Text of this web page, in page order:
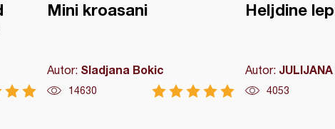
Mini kroasani
Autor: Sladjana Bokic
14630
Heljdine
Autor:
4053